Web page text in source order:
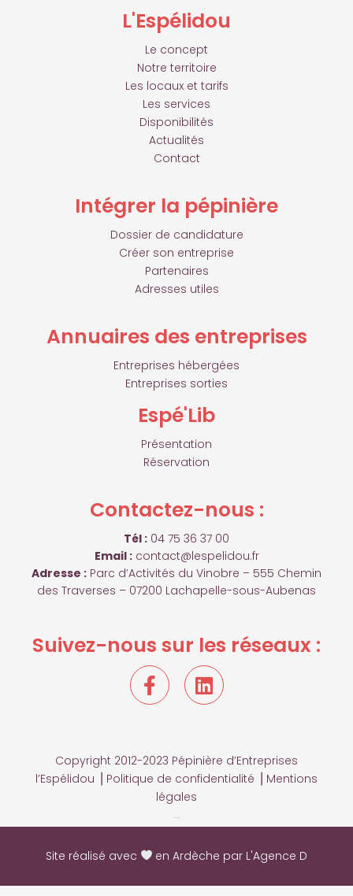
L'Espélidou
Le concept
Notre territoire
Les locaux et tarifs
Les services
Disponibilités
Actualités
Contact
Intégrer la pépinière
Dossier de candidature
Créer son entreprise
Partenaires
Adresses utiles
Annuaires des entreprises
Entreprises hébergées
Entreprises sorties
Espé'Lib
Présentation
Réservation
Contactez-nous :
Tél : 04 75 36 37 00
Email : contact@lespelidou.fr
Adresse : Parc d’Activités du Vinobre – 555 Chemin
des Traverses – 07200 Lachapelle-sous-Aubenas
Suivez-nous sur les réseaux :
F
a
c
b
o
o
-
f
L
i
n
e
d
Copyright 2012-2023 Pépinière d’Entreprises
l’Espélidou ⎟ Politique de confidentialité
Mentions
légales
Site réalisé avec en Ardèche par L'Agence D